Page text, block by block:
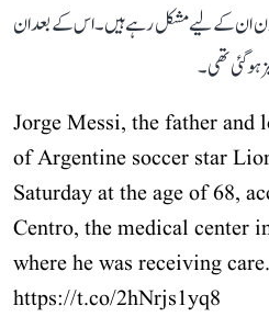
دن ان کے لیے مشکل رہے ہیں۔ اس کے بعد ان
گئی تھی۔
Jorge Messi, the father and
of Argentine soccer star
Saturday at the age of 68,
Centro, the medical center
where he was receiving care.
https://t.co/2hNrjs1yq8